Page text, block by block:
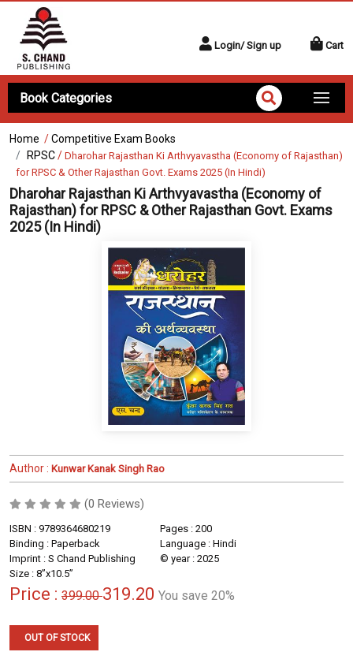
Login/ Sign up Cart
Book Categories
Home /Competitive Exam Books
RPSC/ Dharohar Rajasthan Ki Arthvyavastha (Economy of Rajasthan)
for RPSC & Other Rajasthan Govt. Exams 2025 (In Hindi)
Dharohar Rajasthan Ki Arthvyavastha (Economy of
Rajasthan) for RPSC & Other Rajasthan Govt. Exams
2025 (In Hindi)
Author : Kunwar Kanak Singh Rao
(0 Reviews)
ISBN : 9789364680219
Pages : 200
Binding : Paperback
Language : Hindi
Imprint : S Chand Publishing
© year : 2025
Size : 8”x10.5”
Price : 399.00319.20 You save 20%
OUT OF STOCK